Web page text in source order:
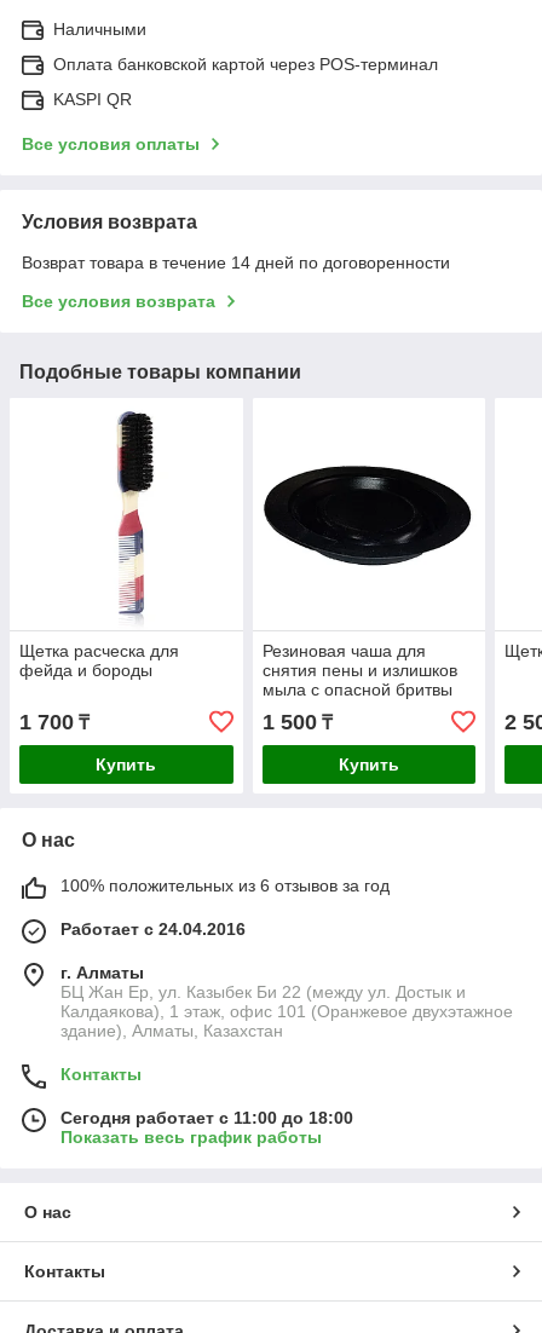
Наличными
Оплата банковской картой через POS-терминал
KASPI QR
Все условия оплаты
Условия возврата
Возврат товара в течение 14 дней по договоренности
Все условия возврата
Подобные товары компании
Щетка расческа для
фейда и бороды
1 700 ₸
Купить
Резиновая чаша для
снятия пены и излишков
мыла с опасной бритвы
1 500₸
Купить
2
О нас
100% положительных из 6 отзывов за год
Работает с 24.04.2016
г. Алматы
БЦ Жан Ер, ул. Казыбек Би 22 (между ул. Достык и
Калдаякова), 1 этаж, офис 101 (Оранжевое двухэтажное
здание), Алматы, Казахстан
Контакты
Сегодня работает с 11:00 до 18:00
Показать весь график работы
О нас
Контакты